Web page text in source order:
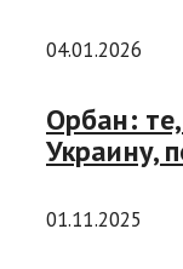
04.01.2026
Орбан:
Украину,
01.11.2025